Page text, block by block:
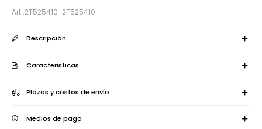
2T525410-2T525410
Descripción
Características
Plazos y costos de envío
Medios de pago